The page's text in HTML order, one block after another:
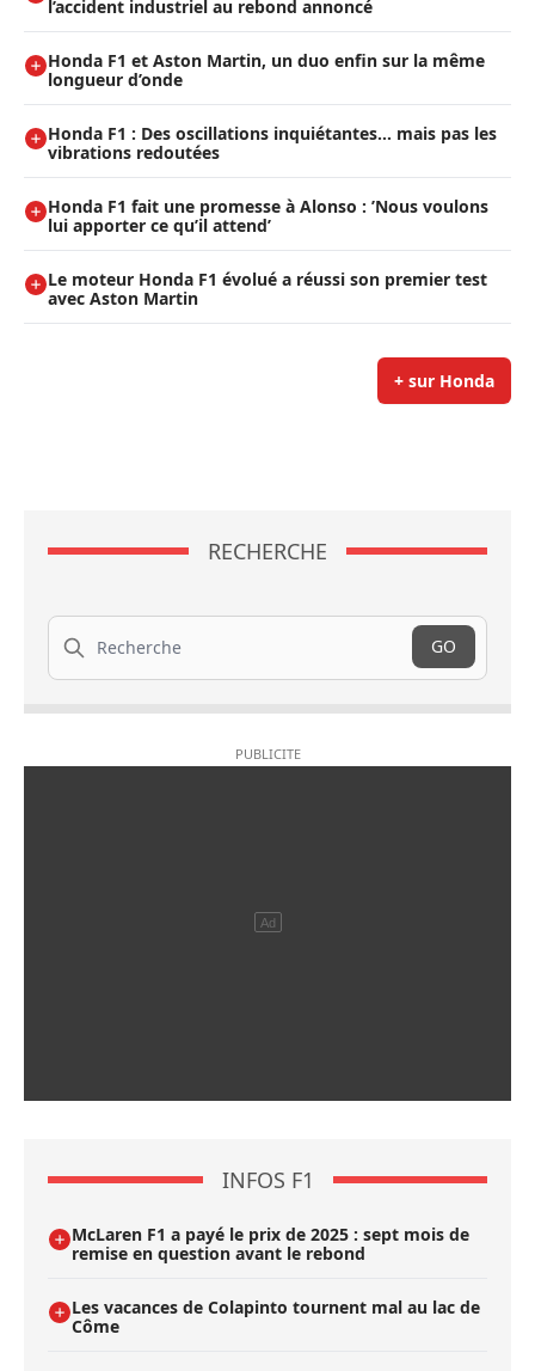
l’accident industriel au rebond annoncé
Honda F1 et Aston Martin, un duo enfin sur la même
longueur d’onde
Honda F1 : Des oscillations inquiétantes… mais pas les
vibrations redoutées
Honda F1 fait une promesse à Alonso : ’Nous voulons
lui apporter ce qu’il attend’
Le moteur Honda F1 évolué a réussi son premier test
avec Aston Martin
+ sur Honda
RECHERCHE
Recherche
GO
INFOS F1
McLaren F1 a payé le prix de 2025 : sept mois de
remise en question avant le rebond
Les vacances de Colapinto tournent mal au lac de
Côme